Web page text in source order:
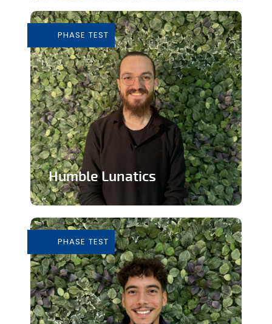
les personnes touchant des...
En savoir plus
PHASE TEST
Humble Lunatics
éthique
En savoir plus
PHASE TEST